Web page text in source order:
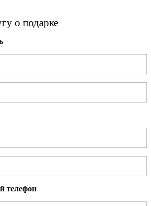
о подарке
телефон